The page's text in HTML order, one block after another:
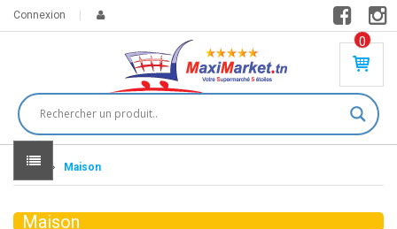
Connexion
0
PR
DU
IT(
S)
0
Home Maison
Maison